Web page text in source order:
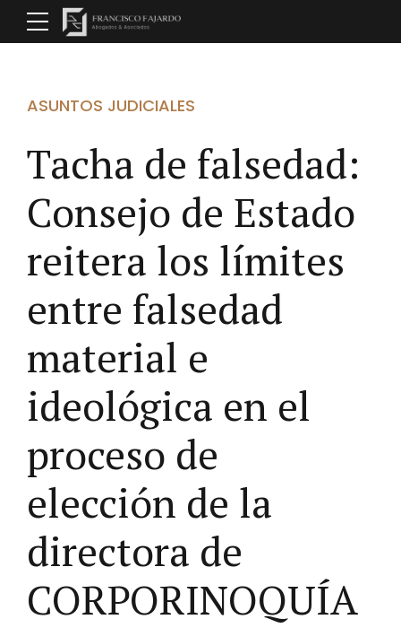
ASUNTOS JUDICIALES
Tacha de falsedad:
Consejo de Estado
reitera los límites
entre falsedad
material e
ideológica en el
proceso de
elección de la
directora de
CORPORINOQUÍA